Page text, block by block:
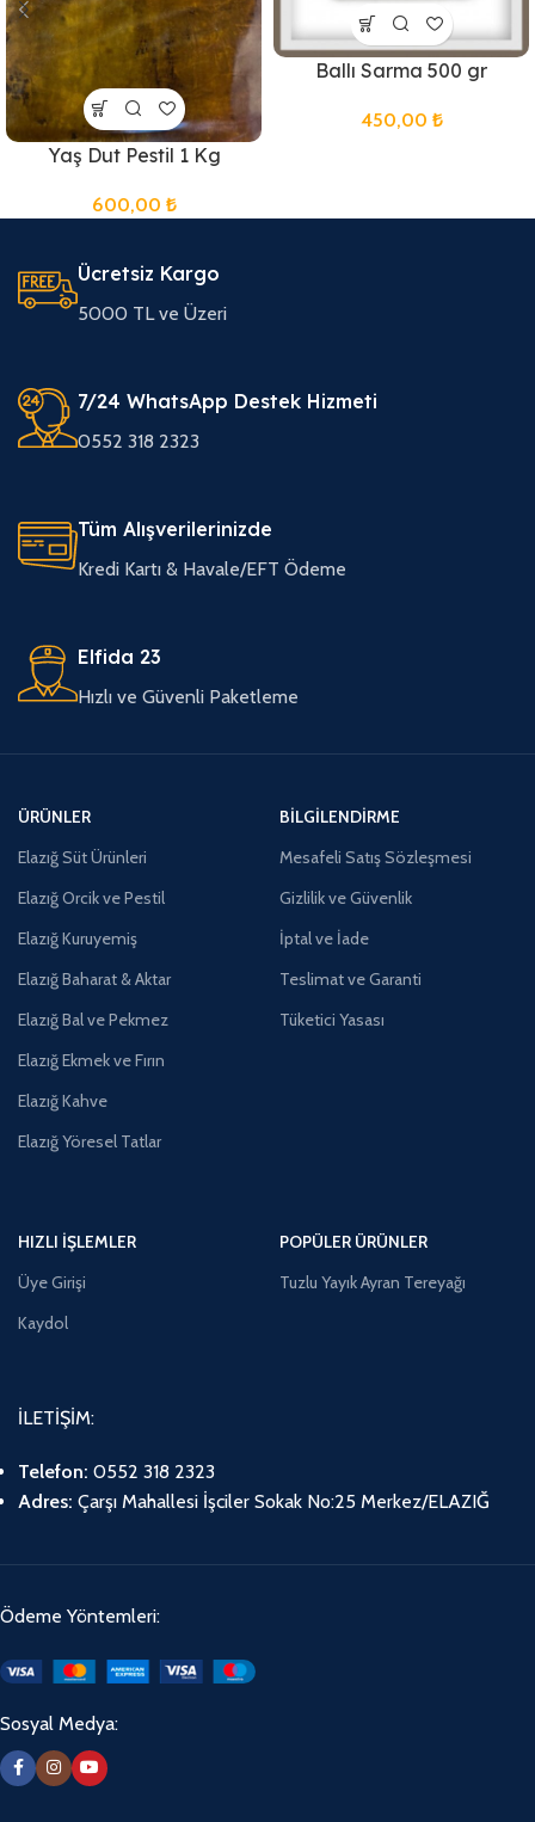
Yaş Dut Pestil 1 Kg
600,00 ₺
Ballı Sarma 500 gr
450,00 ₺
Ücretsiz Kargo
5000 TL ve Üzeri
7/24 WhatsApp Destek Hizmeti
0552 318 2323
Tüm Alışverilerinizde
Kredi Kartı & Havale/EFT Ödeme
Elfida 23
Hızlı ve Güvenli Paketleme
ÜRÜNLER
Elazığ Süt Ürünleri
Elazığ Orcik ve Pestil
Elazığ Kuruyemiş
Elazığ Baharat & Aktar
Elazığ Bal ve Pekmez
Elazığ Ekmek ve Fırın
Elazığ Kahve
Elazığ Yöresel Tatlar
BILGILENDIRME
Mesafeli Satış Sözleşmesi
Gizlilik ve Güvenlik
İptal ve İade
Teslimat ve Garanti
Tüketici Yasası
HIZLI İŞLEMLER
Üye Girişi
Kaydol
POPÜLER ÜRÜNLER
Tuzlu Yayık Ayran Tereyağı
İLETİŞİM:
Telefon: 0552 318 2323
Adres: Çarşı Mahallesi İşciler Sokak No:25 Merkez/ELAZIĞ
Ödeme Yöntemleri:
Sosyal Medya: